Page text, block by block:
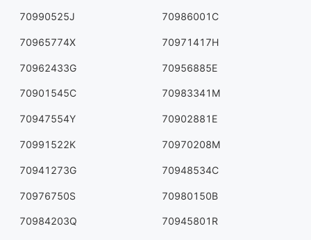
70990525J 70986001C
70965774X 70971417H
70962433G 70956885E
70901545C 70983341M
70947554Y 70902881E
70991522K 70970208M
70941273G 70948534C
70976750S 70980150B
70984203Q 70945801R